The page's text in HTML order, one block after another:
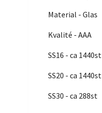
Material - Glas
Kvalité - AAA
SS16 - ca 1440st
SS20 - ca 1440st
SS30 - ca 288st